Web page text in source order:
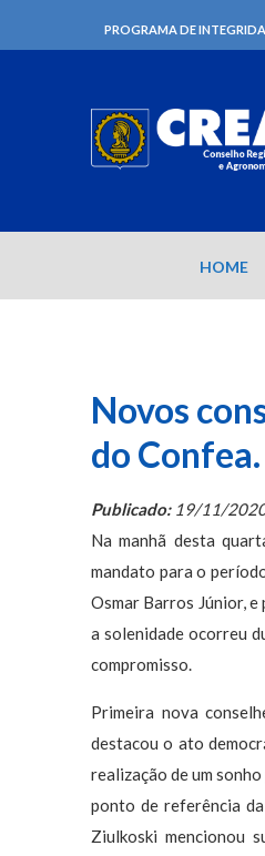
PROGRAMA DE
HOME
Novos
do Confea.
Publicado:19/11/
Na manhã desta
mandato para o
Osmar Barros Júnior,
a solenidade ocorreu
compromisso.
Primeira nova
destacou o ato
realização de um
ponto de referência da
Ziulkoski mencionou